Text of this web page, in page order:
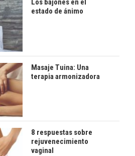
Los bajones en el
estado de ánimo
Masaje Tuina: Una
terapia armonizadora
8 respuestas sobre
rejuvenecimiento
vaginal